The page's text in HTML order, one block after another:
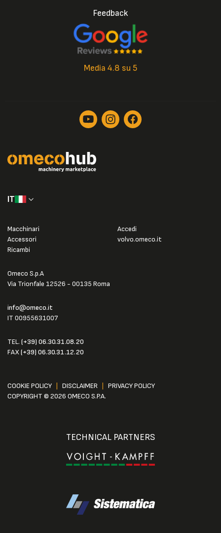
Feedback
Media 4.8 su 5
IT
Omeco S.p.A
Via Trionfale 12526 - 00135 Roma
info@omeco.it
IT 00955631007
TEL. (+39) 06.30.31.08.20
FAX(+39) 06.30.31.12.20
Macchinari
Accessori
Ricambi
Accedi
volvo.omeco.it
COOKIE POLICY DISCLAIMER
PRIVACY POLICY
COPYRIGHT © 2026 OMECO S.P.A.
TECHNICAL PARTNERS